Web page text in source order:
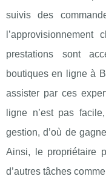
suivis des
prestations sont
boutiques en ligne à
assister par ces
ligne n’est pas
gestion, d’où de
Ainsi, le propriétaire
d’autres tâches